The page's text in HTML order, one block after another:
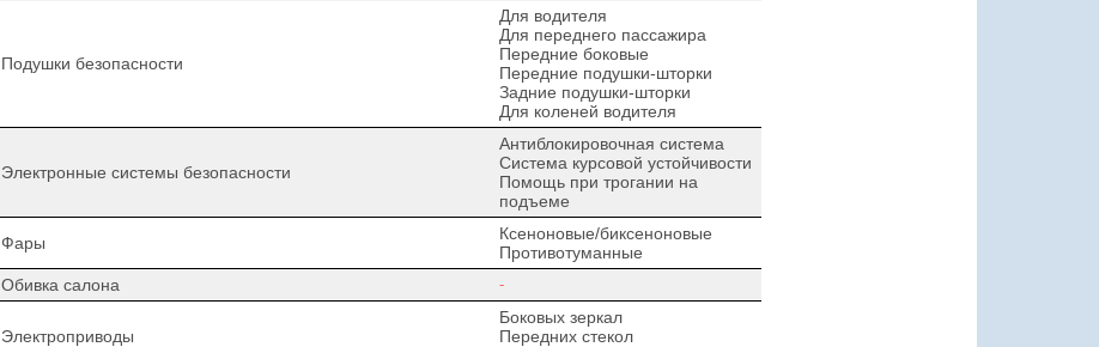
Подушки безопасности
Для водителя
Для переднего пассажира
Передние боковые
Передние подушки-шторки
Задние подушки-шторки
Для коленей водителя
Электронные системы безопасности
Антиблокировочная система
Система курсовой устойчивости
Помощь при трогании на
подъеме
Фары
Ксеноновые/биксеноновые
Противотуманные
Обивка салона
-
Электроприводы
Боковых зеркал
Передних стекол